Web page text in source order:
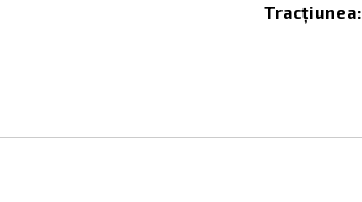
Tracțiunea: